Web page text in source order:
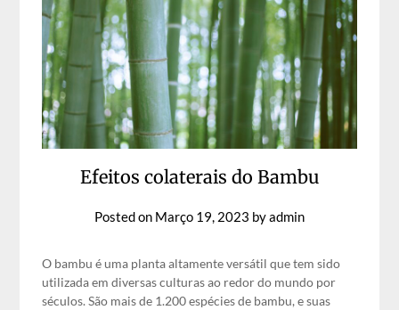
Efeitos colaterais do Bambu
Posted on Março 19, 2023 byadmin
O bambu é uma planta altamente versátil que tem sido
utilizada em diversas culturas ao redor do mundo por
séculos. São mais de 1.200 espécies de bambu, e suas